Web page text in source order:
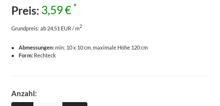
Preis: 3,59 € *
Grundpreis: ab 24,51 EUR / m2
Abmessungen:min: 10 x 10 cm, maximale Höhe 120 cm
Form:Rechteck
Anzahl: